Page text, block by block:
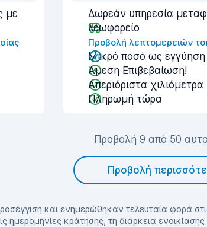
με
Δωρεάν υπηρεσία
λεωφορείο
Προβολή λεπτομερειών
Μικρό ποσό ως εγγύηση
Άμεση Επιβεβαίωση!
Απεριόριστα χιλιόμετρα
Πληρωμή τώρα
Προβολή 9 από 50
Προβολή
και ενημερώθηκαν τελευταία φορά
ημερομηνίες κράτησης, τη διάρκεια